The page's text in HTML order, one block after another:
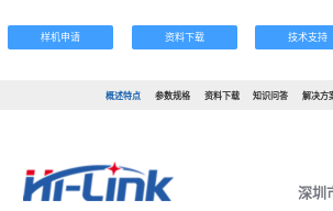
样机申请 资料下载 技术支持
概述特点 参数规格 资料下载 知识问答 解决方
深圳